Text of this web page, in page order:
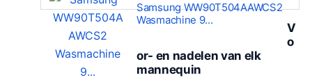
Samsung WW90T504AAWCS2
Wasmachine 9…
V
o
or- en nadelen van elk
mannequin